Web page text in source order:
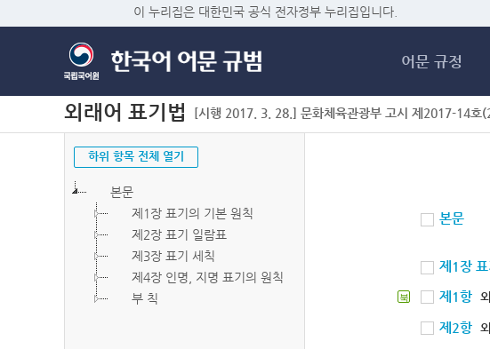
이 누리집은 대한민국 공식 전자정부 누리집입니다.
어문 규정
외래어 표기법 [시행 2017. 3. 28.] 문화체육관광부 고시 제2017-14호
하위 항목 전체 열기
본문
제1장 표기의 기본 원칙
제2장 표기 일람표
제3장 표기 세칙
제4장 인명, 지명 표기의 원칙
부 칙
본문
제1장
북 제1항
제2항